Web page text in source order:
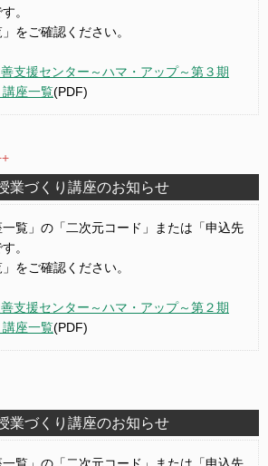
。
をご確認ください。
支援センター～ハマ・アップ～第３期
講座一覧(PDF)
業づくり講座のお知らせ
覧」の「二次元コード」または「申込先
。
をご確認ください。
支援センター～ハマ・アップ～第２期
講座一覧(PDF)
業づくり講座のお知らせ
覧」の「二次元コード」または「申込先